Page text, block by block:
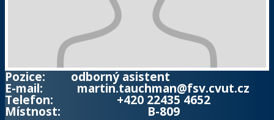
Pozice:
E-mail:
Telefon:
Místnost:
odborný asistent
martin.tauchman@fsv.cvut.cz
+420 22435 4652
B-809